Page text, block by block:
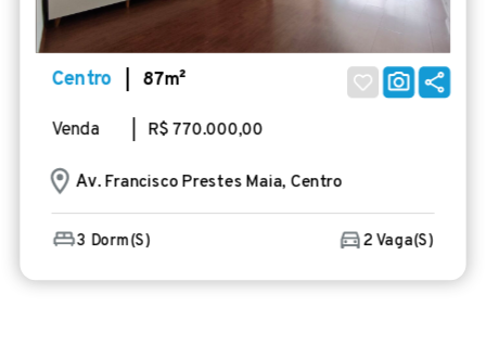
Centro | 87m²
Venda | R$ 770.000,00
Av. Francisco Prestes Maia, Centro
3 Dorm(s) 2 Vaga(s)